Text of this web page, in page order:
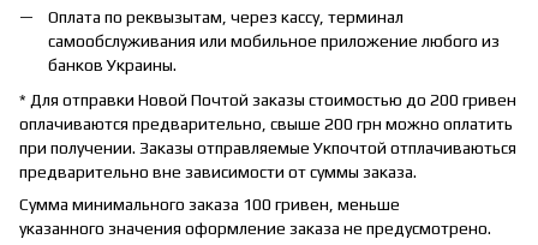
Оплата по реквызытам, через кассу, терминал
самообслуживания или мобильное приложение любого из
банков Украины.
* Для отправки Новой Почтой заказы стоимостью до 200 гривен
оплачиваются предварительно, свыше 200 грн можно оплатить
при получении. Заказы отправляемые Укпочтой отплачиваються
предварительно вне зависимости от суммы заказа.
Сумма минимального заказа 100 гривен, меньше
указанного значения оформление заказа не предусмотрено.